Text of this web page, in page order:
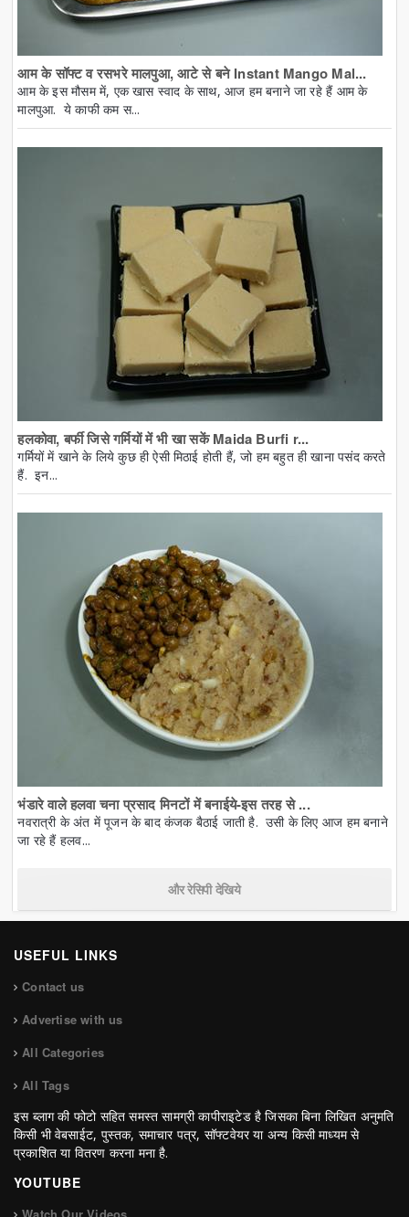
आम के सॉफ्ट व रसभरे मालपुआ, आटे से बने Instant Mango Mal...
आम के इस मौसम में, एक खास स्वाद के साथ, आज हम बनाने जा रहे हैं आम के
मालपुआ. ये काफी कम स...
हलकोवा, बर्फी जिसे गर्मियों में भी खा सकें Maida Burfi r...
गर्मियों में खाने के लिये कुछ ही ऐसी मिठाई होती हैं, जो हम बहुत ही खाना पसंद करते
हैं. इन...
भंडारे वाले हलवा चना प्रसाद मिनटों में बनाईये-इस तरह से ...
नवरात्री के अंत में पूजन के बाद कंजक बैठाई जाती है. उसी के लिए आज हम बनाने
जा रहे हैं हलव...
और रेसिपी देखिये
USEFUL LINKS
Contact us
Advertise with us
All Categories
All Tags
इस ब्लाग की फोटो सहित समस्त सामग्री कापीराइटेड है जिसका बिना लिखित अनुमति
किसी भी वेबसाईट, पुस्तक, समाचार पत्र, सॉफ्टवेयर या अन्य किसी माध्यम से
प्रकाशित या वितरण करना मना है.
YOUTUBE
Watch Our Videos